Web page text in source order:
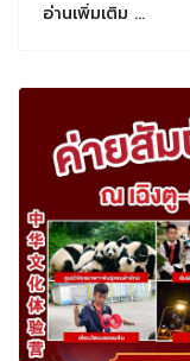
อ่านเพิ่มเติม …